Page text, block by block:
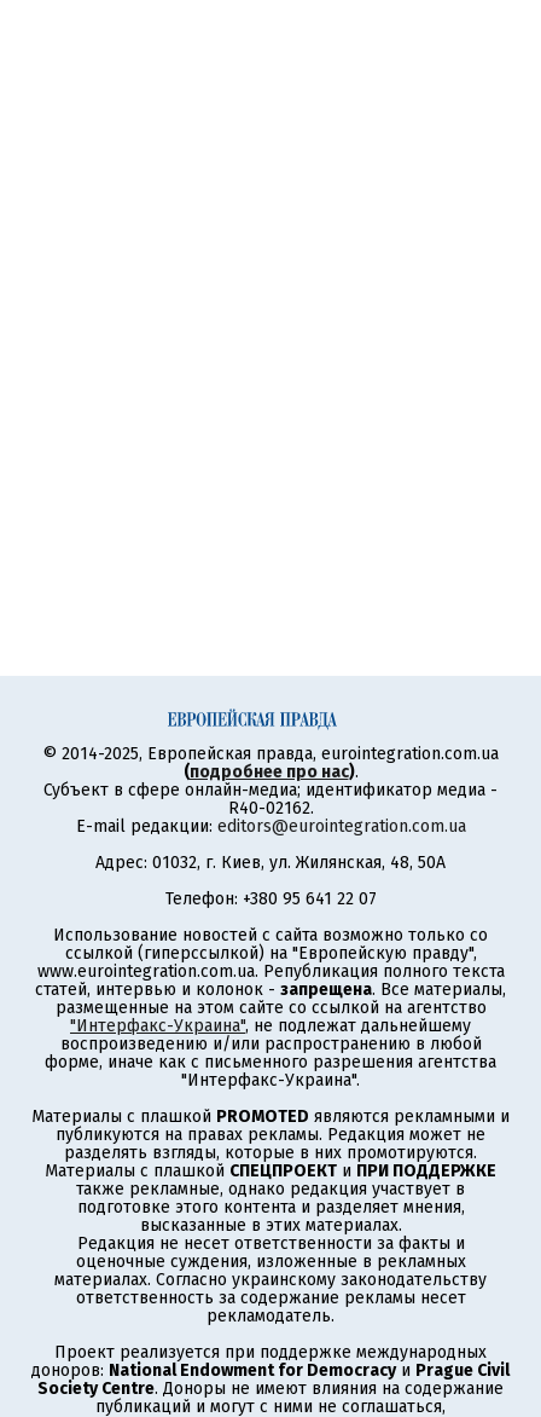
© 2014-2025, Европейская правда, eurointegration.com.ua
(подробнее про нас).
Субъект в сфере онлайн-медиа; идентификатор медиа -
R40-02162.
E-mail редакции: editors@eurointegration.com.ua
Адрес: 01032, г. Киев, ул. Жилянская, 48, 50А
Телефон: +380 95 641 22 07
Использование новостей с сайта возможно только со
ссылкой (гиперссылкой) на "Европейскую правду",
www.eurointegration.com.ua. Републикация полного текста
статей, интервью и колонок - запрещена. Все материалы,
размещенные на этом сайте со ссылкой на агентство
"Интерфакс-Украина", не подлежат дальнейшему
воспроизведению и/или распространению в любой
форме, иначе как с письменного разрешения агентства
"Интерфакс-Украина".
Материалы с плашкой PROMOTED являются рекламными и
публикуются на правах рекламы. Редакция может не
разделять взгляды, которые в них промотируются.
Материалы с плашкой СПЕЦПРОЕКТ и ПРИ ПОДДЕРЖКЕ
также рекламные, однако редакция участвует в
подготовке этого контента и разделяет мнения,
высказанные в этих материалах.
Редакция не несет ответственности за факты и
оценочные суждения, изложенные в рекламных
материалах. Согласно украинскому законодательству
ответственность за содержание рекламы несет
рекламодатель.
Проект реализуется при поддержке международных
доноров: National Endowment for Democracyи Prague Civil
Society Centre. Доноры не имеют влияния на содержание
публикаций и могут с ними не соглашаться,